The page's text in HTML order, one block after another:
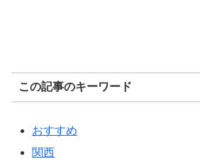
この記事のキーワード
おすすめ
関西